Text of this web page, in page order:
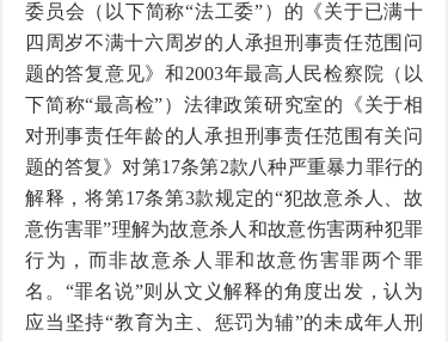
委员会（以下简称“法工委”）的《关于已满十
四周岁不满十六周岁的人承担刑事责任范围问
题的答复意见》和2003年最高人民检察院（以
下简称“最高检”）法律政策研究室的《关于相
对刑事责任年龄的人承担刑事责任范围有关问
题的答复》对第17条第2款八种严重暴力罪行的
解释，将第17条第3款规定的“犯故意杀人、故
意伤害罪”理解为故意杀人和故意伤害两种犯罪
行为，而非故意杀人罪和故意伤害罪两个罪
名。“罪名说”则从文义解释的角度出发，认为
应当坚持“教育为主、惩罚为辅”的未成年人刑